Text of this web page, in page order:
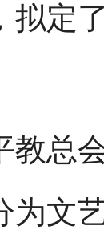
拟定
会
为文